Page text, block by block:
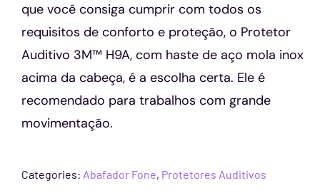
que você consiga cumprir com todos os
requisitos de conforto e proteção, o Protetor
Auditivo 3M™ H9A, com haste de aço mola inox
acima da cabeça, é a escolha certa. Ele é
recomendado para trabalhos com grande
movimentação.
Categories: Abafador Fone, Protetores Auditivos